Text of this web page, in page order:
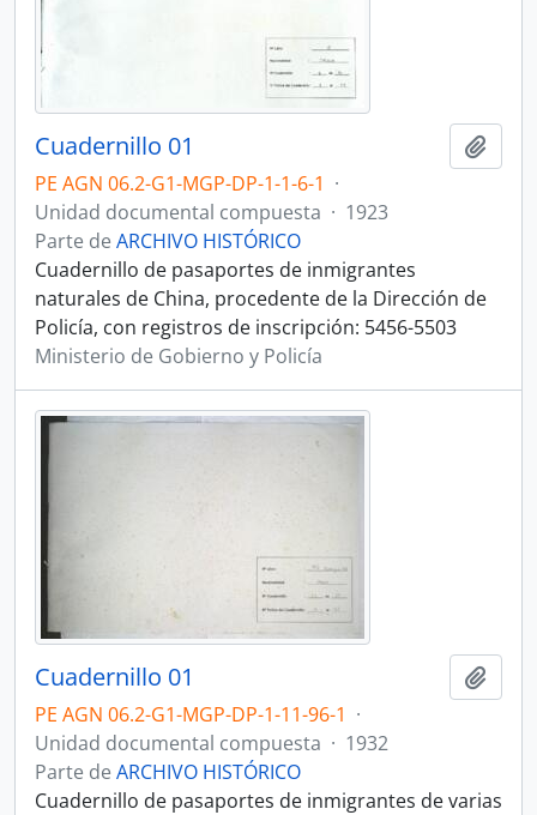
Cuadernillo 01
PE AGN 06.2-G1-MGP-DP-1-1-6-1 ·
Unidad documental compuesta · 1923
Parte de ARCHIVO HISTÓRICO
Cuadernillo de pasaportes de inmigrantes
naturales de China, procedente de la Dirección de
Policía, con registros de inscripción: 5456-5503
Ministerio de Gobierno y Policía
Cuadernillo 01
PE AGN 06.2-G1-MGP-DP-1-11-96-1 ·
Unidad documental compuesta · 1932
Parte de ARCHIVO HISTÓRICO
Cuadernillo de pasaportes de inmigrantes de varias